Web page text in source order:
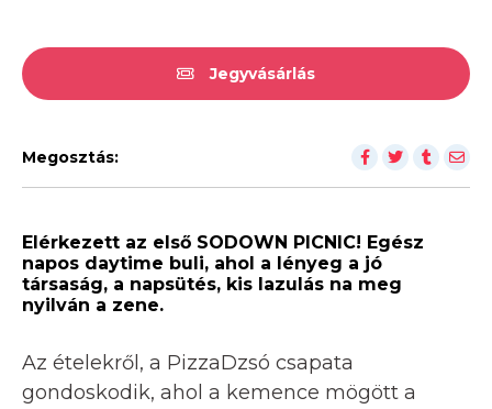
Jegyvásárlás
Megosztás:
Elérkezett az első SODOWN PICNIC! Egész
napos daytime buli, ahol a lényeg a jó
társaság, a napsütés, kis lazulás na meg
nyilván a zene.
Az ételekről, a PizzaDzsó csapata
gondoskodik, ahol a kemence mögött a